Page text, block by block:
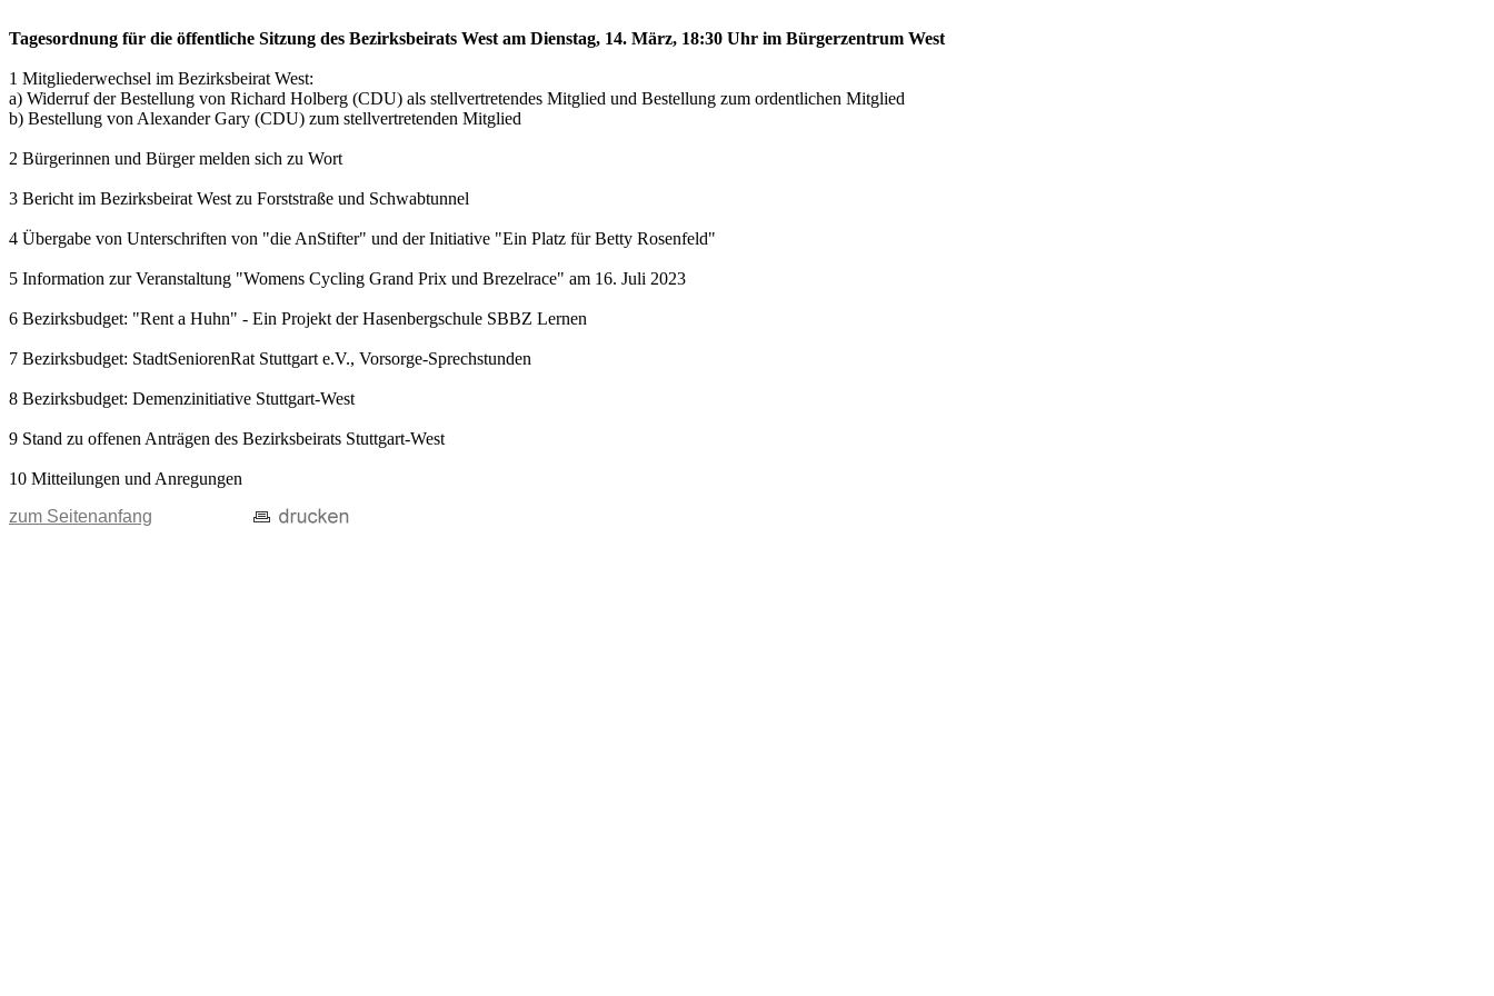
Tagesordnung für die öffentliche Sitzung des Bezirksbeirats West am Dienstag, 14. März, 18:30 Uhr im Bürgerzentrum West
1 Mitgliederwechsel im Bezirksbeirat West:
a) Widerruf der Bestellung von Richard Holberg (CDU) als stellvertretendes Mitglied und Bestellung zum ordentlichen Mitglied
b) Bestellung von Alexander Gary (CDU) zum stellvertretenden Mitglied
2 Bürgerinnen und Bürger melden sich zu Wort
3 Bericht im Bezirksbeirat West zu Forststraße und Schwabtunnel
4 Übergabe von Unterschriften von "die AnStifter" und der Initiative "Ein Platz für Betty Rosenfeld"
5 Information zur Veranstaltung "Womens Cycling Grand Prix und Brezelrace" am 16. Juli 2023
6 Bezirksbudget: "Rent a Huhn" - Ein Projekt der Hasenbergschule SBBZ Lernen
7 Bezirksbudget: StadtSeniorenRat Stuttgart e.V., Vorsorge-Sprechstunden
8 Bezirksbudget: Demenzinitiative Stuttgart-West
9 Stand zu offenen Anträgen des Bezirksbeirats Stuttgart-West
10 Mitteilungen und Anregungen
zum Seitenanfang